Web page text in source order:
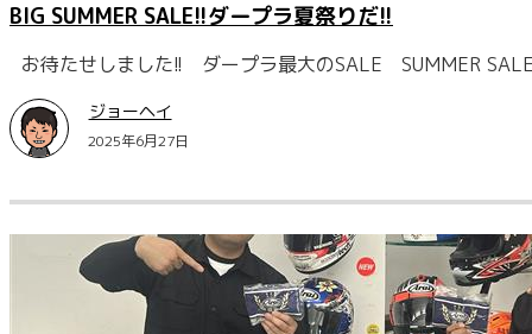
BIG SUMMER SALE!!ダープラ夏祭りだ!!
お待たせしました!! ダープラ最大のSALE SUMMER
ジョーヘイ
2025年6月27日